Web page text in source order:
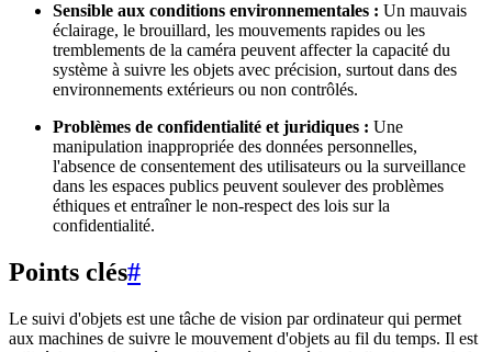
Sensible aux conditions environnementales : Un mauvais
éclairage, le brouillard, les mouvements rapides ou les
tremblements de la caméra peuvent affecter la capacité du
système à suivre les objets avec précision, surtout dans des
environnements extérieurs ou non contrôlés.
Problèmes de confidentialité et juridiques : Une
manipulation inappropriée des données personnelles,
l'absence de consentement des utilisateurs ou la surveillance
dans les espaces publics peuvent soulever des problèmes
éthiques et entraîner le non-respect des lois sur la
confidentialité.
Points clés#
Le suivi d'objets est une tâche de vision par ordinateur qui permet
aux machines de suivre le mouvement d'objets au fil du temps. Il est